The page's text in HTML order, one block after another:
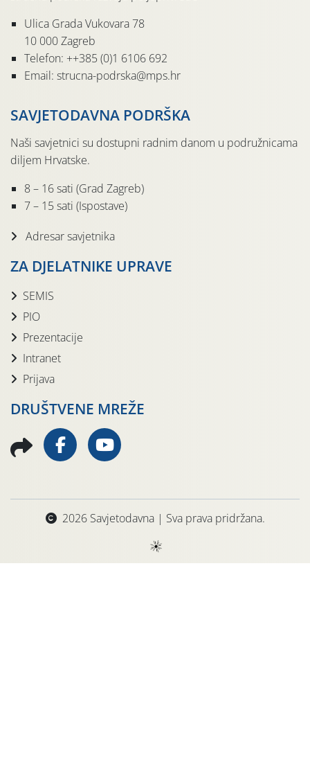
Ulica Grada Vukovara 78
10 000 Zagreb
Telefon: ++385 (0)1 6106 692
Email: strucna-podrska@mps.hr
SAVJETODAVNA PODRŠKA
Naši savjetnici su dostupni radnim danom u podružnicama
diljem Hrvatske.
8 – 16 sati (Grad Zagreb)
7 – 15 sati (Ispostave)
Adresar savjetnika
ZA DJELATNIKE UPRAVE
SEMIS
PIO
Prezentacije
Intranet
Prijava
DRUŠTVENE MREŽE
2026 Savjetodavna | Sva prava pridržana.